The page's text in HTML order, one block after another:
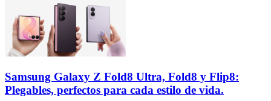
Samsung Galaxy Z Fold8 Ultra, Fold8 y Flip8:
Plegables, perfectos para cada estilo de vida.